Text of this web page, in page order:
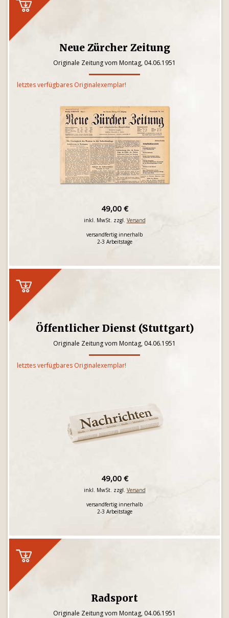
Neue Zürcher Zeitung
Originale Zeitung vom Montag, 04.06.1951
letztes verfügbares Originalexemplar!
49,00 €
inkl. MwSt. zzgl. Versand
versandfertig innerhalb
2-3 Arbeitstage
Öffentlicher Dienst (Stuttgart)
Originale Zeitung vom Montag, 04.06.1951
letztes verfügbares Originalexemplar!
49,00 €
inkl. MwSt. zzgl. Versand
versandfertig innerhalb
2-3 Arbeitstage
Radsport
Originale Zeitung vom Montag, 04.06.1951